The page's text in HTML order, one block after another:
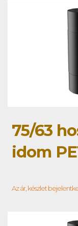
75/63
idom
Az ár, készlet